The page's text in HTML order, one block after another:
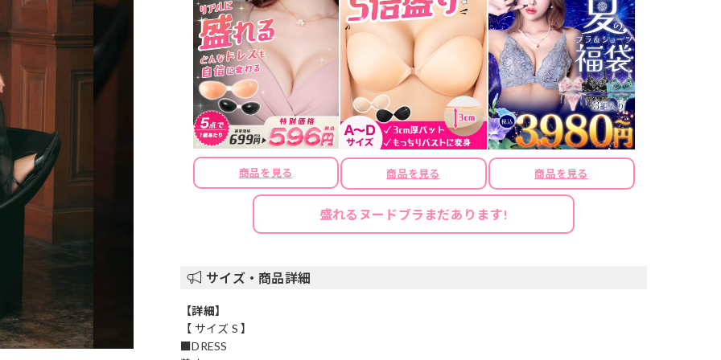
商品を見る 商品を見る 商品を見る
盛れるヌードブラまだあります!
サイズ・商品詳細
【詳細】
【 サイズ S 】
■DRESS